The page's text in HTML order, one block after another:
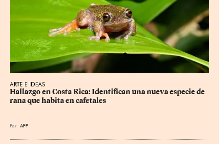
ARTE E IDEAS
Hallazgo en Costa Rica: Identifican una nueva especie de
rana que habita en cafetales
Por AFP